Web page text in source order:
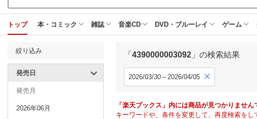
トップ 本・コミック 雑誌 音楽CD DVD・ブルーレイ ゲーム
絞り込み
発売日
発売月
2026年06月
「 4390000003092 」の検索結果
2026/03/30～2026/04/05
「楽天ブックス」内には商品が見つかりません
キーワードや、条件を変更して、再度検索をし